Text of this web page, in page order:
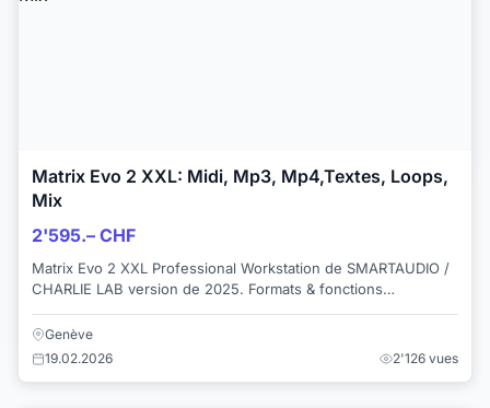
Matrix Evo 2 XXL: Midi, Mp3, Mp4,Textes, Loops,
Mix
2'595.– CHF
Matrix Evo 2 XXL Professional Workstation de SMARTAUDIO /
CHARLIE LAB version de 2025. Formats & fonctions
Genève
19.02.2026
2'126 vues